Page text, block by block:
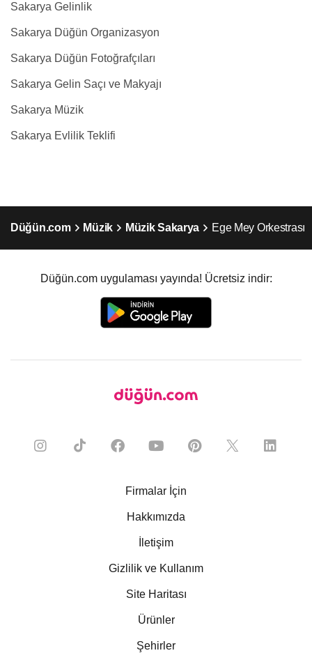
Sakarya Gelinlik
Sakarya Düğün Organizasyon
Sakarya Düğün Fotoğrafçıları
Sakarya Gelin Saçı ve Makyajı
Sakarya Müzik
Sakarya Evlilik Teklifi
Düğün.com Müzik Müzik Sakarya Ege Mey Orkestrası
Düğün.com uygulaması yayında! Ücretsiz indir:
Firmalar İçin
Hakkımızda
İletişim
Gizlilik ve Kullanım
Site Haritası
Ürünler
Şehirler